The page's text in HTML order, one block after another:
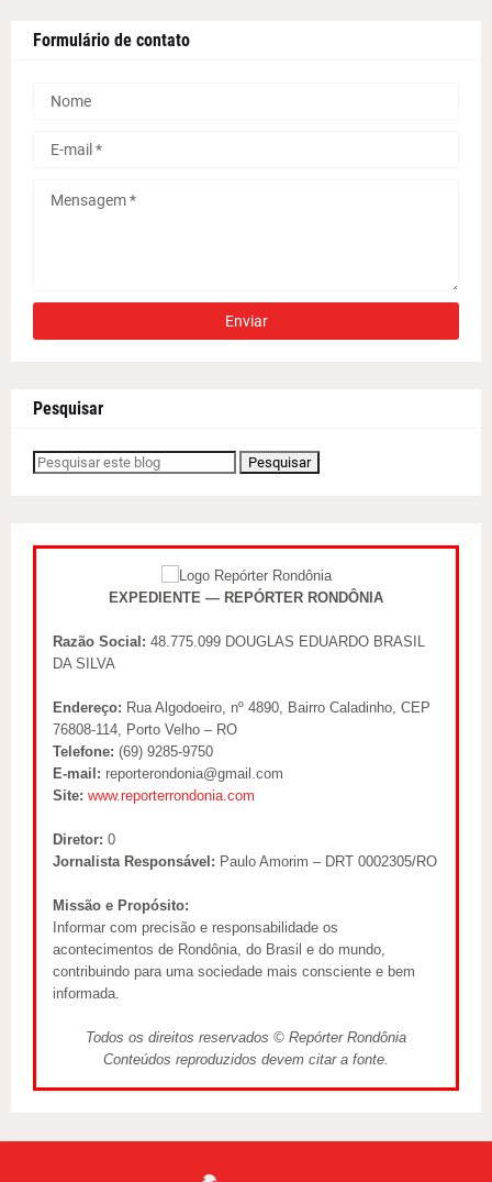
Formulário de contato
Pesquisar
EXPEDIENTE — REPÓRTER RONDÔNIA
Razão Social: 48.775.099 DOUGLAS EDUARDO BRASIL
DA SILVA
Endereço: Rua Algodoeiro, nº 4890, Bairro Caladinho, CEP
76808-114, Porto Velho – RO
Telefone: (69) 9285-9750
E-mail: reporterondonia@gmail.com
Site: www.reporterrondonia.com
Diretor: 0
Jornalista Responsável: Paulo Amorim – DRT 0002305/RO
Missão e Propósito:
Informar com precisão e responsabilidade os
acontecimentos de Rondônia, do Brasil e do mundo,
contribuindo para uma sociedade mais consciente e bem
informada.
Todos os direitos reservados © Repórter Rondônia
Conteúdos reproduzidos devem citar a fonte.